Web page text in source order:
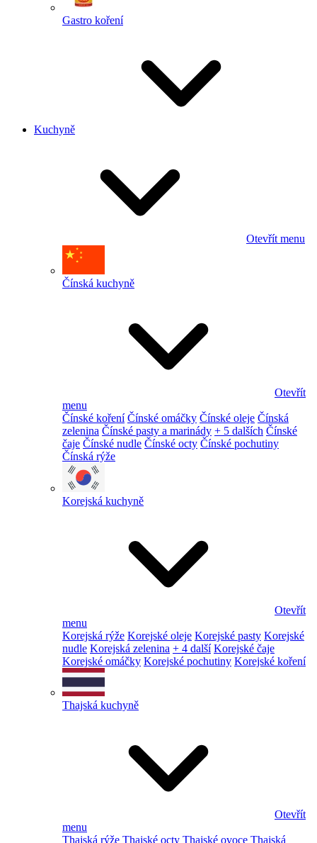
Gastro koření
Kuchyně
Otevřít menu
Čínská kuchyně
Otevřít
menu
Čínské koření Čínské omáčky Čínské oleje Čínská
zelenina Čínské pasty a marinády + 5 dalších Čínské
čaje Čínské nudle Čínské octy Čínské pochutiny
Čínská rýže
Korejská kuchyně
Otevřít
menu
Korejská rýže Korejské oleje Korejské pasty Korejské
nudle Korejská zelenina + 4 další Korejské čaje
Korejské omáčky Korejské pochutiny Korejské koření
Thajská kuchyně
Otevřít
menu
Thajská rýže Thajské octy Thajské ovoce Thajská